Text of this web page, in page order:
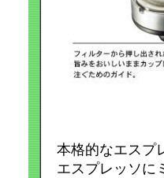
本格的なエスプ
エスプレッソに